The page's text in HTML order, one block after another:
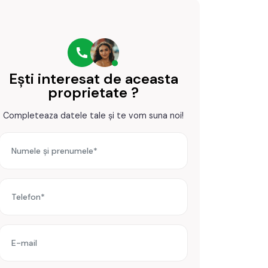
Ești interesat de aceasta
proprietate ?
Completeaza datele tale și te vom suna noi!